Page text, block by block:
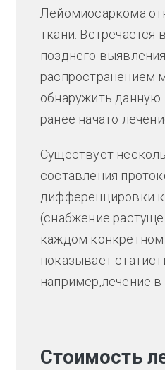
Лейомиосаркома
ткани. Встречается
позднего
распространением
обнаружить данную
ранее начато
Существует
составления
дифференцировки
(снабжение
каждом
показывает
например,лечение в
Стоимость